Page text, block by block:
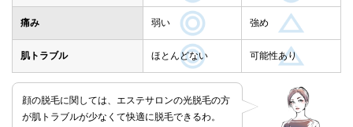
痛み 弱い 強め
肌トラブル ほとんどない 可能性あり
顔の脱毛に関しては、エステサロンの光脱毛の方
が肌トラブルが少なくて快適に脱毛できるわ。